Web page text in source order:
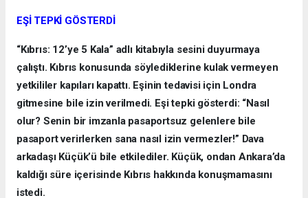
EŞİ TEPKİ GÖSTERDİ
“Kıbrıs: 12’ye 5 Kala” adlı kitabıyla sesini duyurmaya
çalıştı. Kıbrıs konusunda söylediklerine kulak vermeyen
yetkililer kapıları kapattı. Eşinin tedavisi için Londra
gitmesine bile izin verilmedi. Eşi tepki gösterdi: “Nasıl
olur? Senin bir imzanla pasaportsuz gelenlere bile
pasaport verirlerken sana nasıl izin vermezler!” Dava
arkadaşı Küçük’ü bile etkilediler. Küçük, ondan Ankara’da
kaldığı süre içerisinde Kıbrıs hakkında konuşmamasını
istedi.